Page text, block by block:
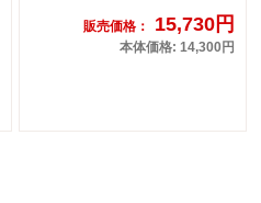
販売価格： 15,730円
本体価格: 14,300円